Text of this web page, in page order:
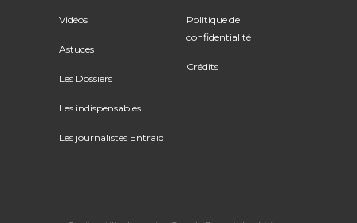
Vidéos
Astuces
Les Dossiers
Les indispensables
Les journalistes Entraid
Politique de
confidentialité
Crédits